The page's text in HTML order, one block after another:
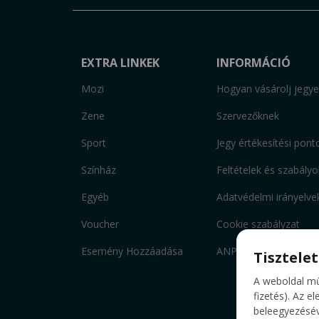
EXTRA LINKEK
Mozi
Zene
Sport
Színház
Egyéb
Voucher
Esemény Hozzáadása
INFORMÁCIÓ
Hogyan vásárolj
Szervezőknek
Jegy értékesítési
Feltételek és
Adatvédelmi
Cookie szabályzat
ANPC
A weboldal
fizetés). Az